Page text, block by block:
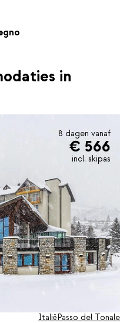
in
8 dagen vanaf
€ 566
incl. skipas
ItaliëPasso del Tonale